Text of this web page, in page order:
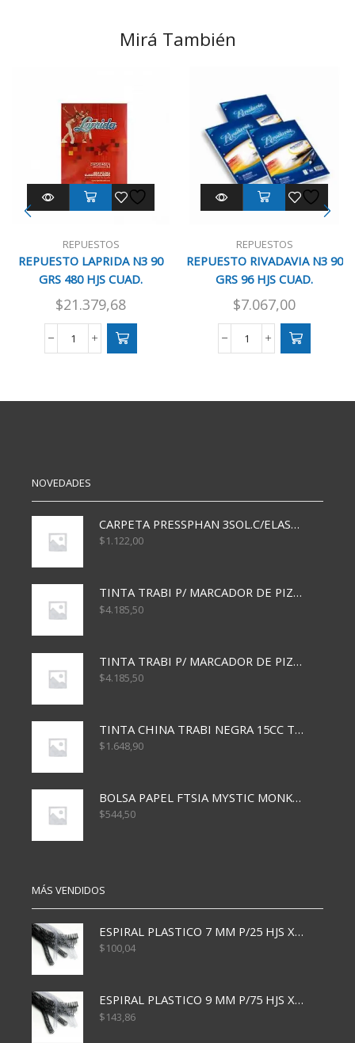
Mirá También
REPUESTOS
REPUESTO LAPRIDA N3 90
GRS 480 HJS CUAD.
$21.379,68
REPUESTO
GRS
REPUESTOS
REPUESTO RIVADAVIA N3 90
GRS 96 HJS CUAD.
$7.067,00
REPUESTO
GRS
NOVEDADES
CARPETA PRESSPHAN 3SOL.C/ELAST MARRON A4 P01A
$1.122,00
TINTA TRABI P/ MARCADOR DE PIZARRA x30ml AZUL
$4.185,50
TINTA TRABI P/ MARCADOR DE PIZARRA x30ml ROJO
$4.185,50
TINTA CHINA TRABI NEGRA 15CC TR3460
$1.648,90
BOLSA PAPEL FTSIA MYSTIC MONKEY 14/08/20
$544,50
MÁS VENDIDOS
ESPIRAL PLASTICO 7 MM P/25 HJS X50x3000
$100,04
ESPIRAL PLASTICO 9 MM P/75 HJS X50X2400
$143,86